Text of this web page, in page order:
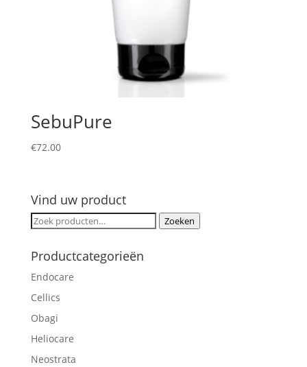
SebuPure
€72.00
Vind uw product
Zoeken
Zoeken
Productcategorieën
Endocare
Cellics
Obagi
Heliocare
Neostrata